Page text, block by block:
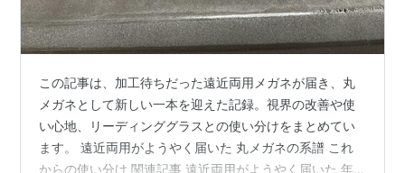
この記事は、加工待ちだった遠近両用メガネが届き、丸
メガネとして新しい一本を迎えた記録。視界の改善や使
い心地、リーディンググラスとの使い分けをまとめてい
ます。 遠近両用がようやく届いた 丸メガネの系譜 これ
からの使い分け 関連記事 遠近両用がようやく届いた 年